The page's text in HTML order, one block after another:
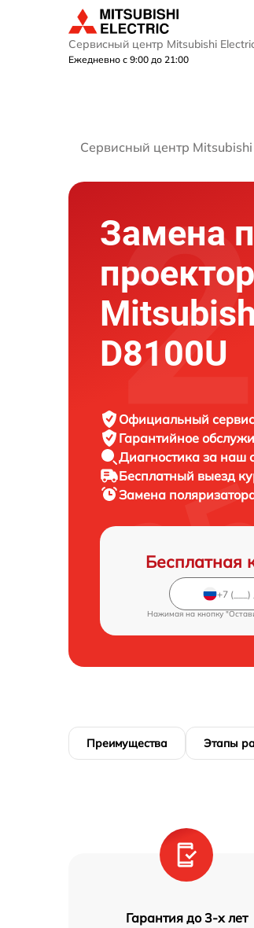
Сервисный центр Mitsubishi
Ежедневно с 9:00 до 21:00
Сервисный центр Mitsubishi
Замена
D8100U
Официальный сервис
Гарантийное
Диагностика за наш
Бесплатный выезд
Замена
Бесплатная
Нажимая на кнопку
Преимущества Этапы
Гарантия до 3-х лет